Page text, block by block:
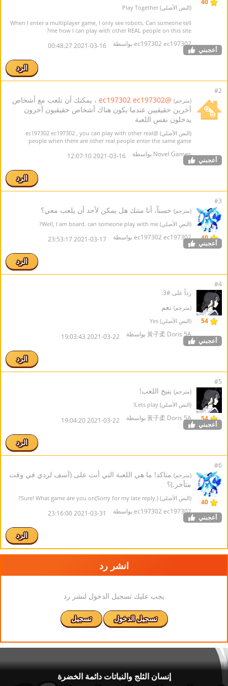
40
(النص الأصلي) Play Together
When I enter a multiplayer game, I only see robots. Can someone tell
me how I can play with other REAL people on this site?
ec197302 ec197302 بواسطة 2021-03-16 00:48:27 أعجبني
الرد
#2
(مترجم) @ec197302 ec197302
، يمكنك أن تلعب مع أشخاص
آخرين حقيقيين عندما يكون هناك أشخاص حقيقيون آخرون
يدخلون نفس اللعبة
(النص الأصلي) @ec197302 ec197302
, you can play with other real
people when there are other real people enter the same game
Novel Games بواسطة 2021-03-16 12:07:10 أعجبني
الرد
#3
40
(مترجم) حسناً، أنا متنك هل يمكن لأحد أن يلعب معي؟
(النص الأصلي) Well, I am board. can someone play with me?
ec197302 ec197302 بواسطة 2021-03-17 23:53:17 أعجبني
الرد
#4
54
رداً على #3:
(مترجم) نعم
(النص الأصلي) Yes
黃子柔 Doris 5A بواسطة 2021-03-22 19:03:43 أعجبني
الرد
#5
54
(مترجم) يتيح اللعب!
(النص الأصلي) Lets play!
黃子柔 Doris 5A بواسطة 2021-03-22 19:04:20 أعجبني
الرد
#6
40
(مترجم) متاكد! ما هي اللعبة التي أنت على (آسف لردي في وقت
متأخر.)؟
(النص الأصلي) Sure! What game are you on(Sorry for my late reply.)?
ec197302 ec197302 بواسطة 2021-03-31 23:16:00 أعجبني
الرد
انشر رد
يجب عليك تسجيل الدخول لنشر رد
تسجيل الدخول تسجيل